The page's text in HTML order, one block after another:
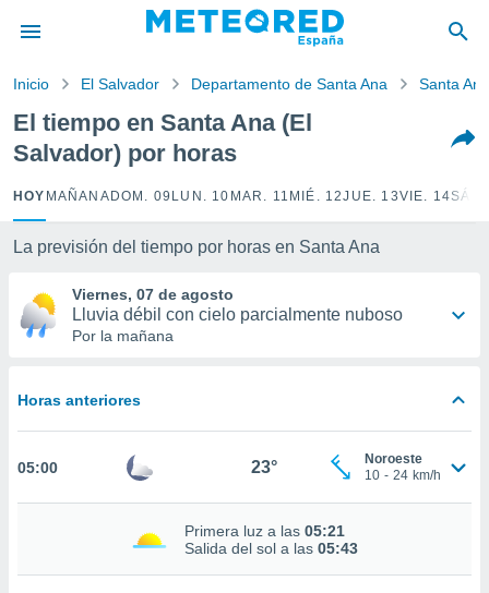
por
para
la
calidad.
a este
las
y
forma
basada
permite
coste.
Inicio El Salvador Departamento de Santa Ana Santa Ana
El tiempo en Santa Ana (El
Salvador) por horas
HOY MAÑANA DOM. 09 LUN. 10 MAR. 11 MIÉ. 12JUE. 13VIE. 14
La previsión del tiempo por horas en Santa Ana
Viernes, 07 de agosto
Lluvia débil con cielo parcialmente nuboso
Por la mañana
Horas anteriores
05:00 23°
Noroeste
10 - 24 km/h
Primera luz a las 05:21
Salida del sol a las 05:43